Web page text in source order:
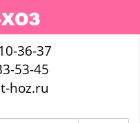
36-37
53-45
hoz.ru